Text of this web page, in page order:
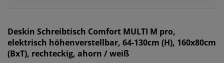
Deskin Schreibtisch Comfort MULTI M pro,
elektrisch höhenverstellbar, 64-130cm (H), 160x80cm
(BxT), rechteckig, ahorn / weiß